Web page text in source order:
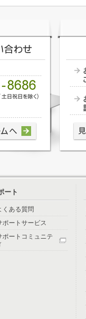
ート
くある質問
ポートサービス
ポートコミュニテ